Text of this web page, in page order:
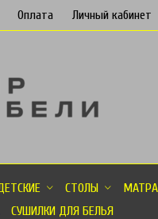
Оплата Личный кабинет
СТОЛЫ
СУШИЛКИ ДЛЯ БЕЛЬЯ